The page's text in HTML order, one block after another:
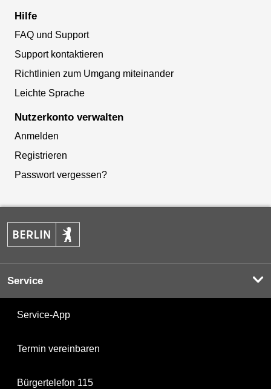
Hilfe
FAQ und Support
Support kontaktieren
Richtlinien zum Umgang miteinander
Leichte Sprache
Nutzerkonto verwalten
Anmelden
Registrieren
Passwort vergessen?
Service
Service-App
Termin vereinbaren
Bürgertelefon 115